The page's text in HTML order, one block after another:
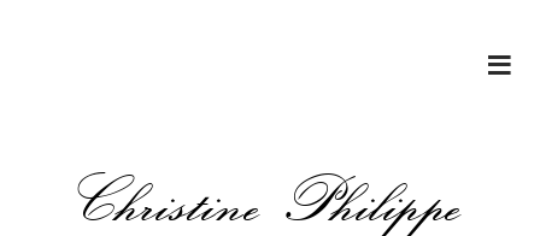
Christine Philippe